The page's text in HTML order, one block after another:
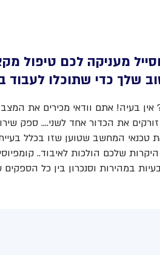
מעניקה לכם טיפול
שלך כדי שתוכלו
אין בעיה! אתם וודאי מכירים את
את הכדור אחד לשני.... ספק
טכנאי המחשב שטוען שזו בכלל
שלכם הולכות לאיבוד..
במהירות וסנכרון בין כל